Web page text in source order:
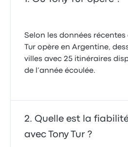
Selon les données récentes
Tur opère en Argentine,
villes avec 25 itinéraires
de l’année écoulée.
Quelle est la
avec Tony Tur ?